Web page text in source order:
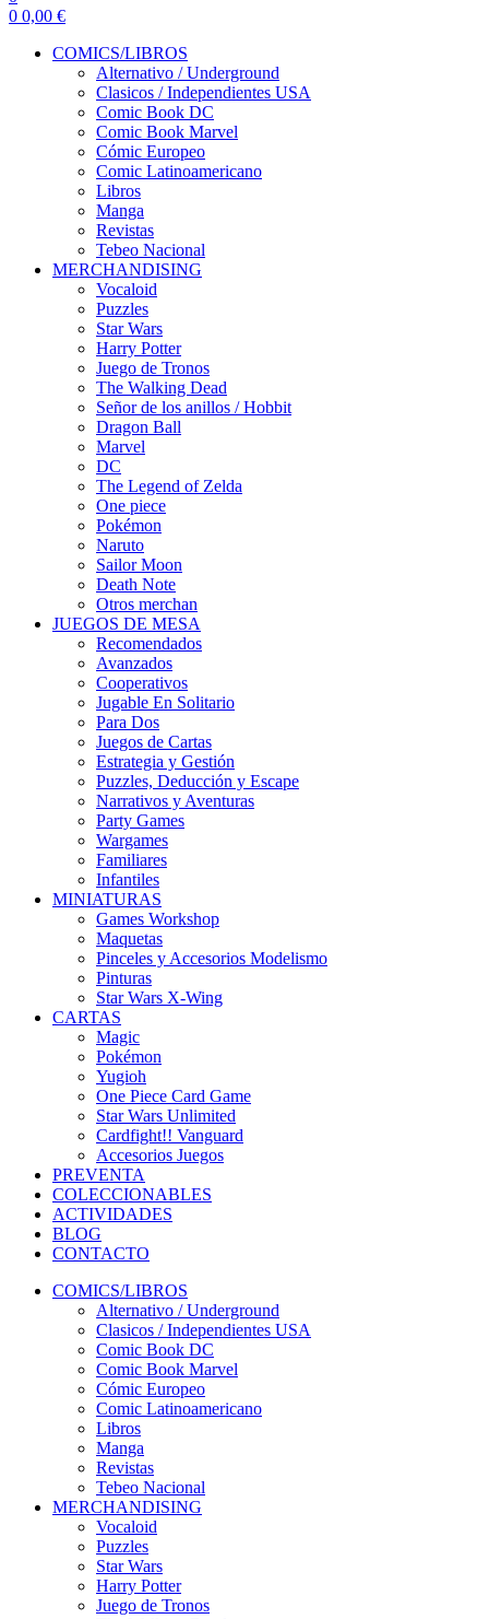
0 0,00 €
COMICS/LIBROS
Alternativo / Underground
Clasicos / Independientes USA
Comic Book DC
Comic Book Marvel
Cómic Europeo
Comic Latinoamericano
Libros
Manga
Revistas
Tebeo Nacional
MERCHANDISING
Vocaloid
Puzzles
Star Wars
Harry Potter
Juego de Tronos
The Walking Dead
Señor de los anillos / Hobbit
Dragon Ball
Marvel
DC
The Legend of Zelda
One piece
Pokémon
Naruto
Sailor Moon
Death Note
Otros merchan
JUEGOS DE MESA
Recomendados
Avanzados
Cooperativos
Jugable En Solitario
Para Dos
Juegos de Cartas
Estrategia y Gestión
Puzzles, Deducción y Escape
Narrativos y Aventuras
Party Games
Wargames
Familiares
Infantiles
MINIATURAS
Games Workshop
Maquetas
Pinceles y Accesorios Modelismo
Pinturas
Star Wars X-Wing
CARTAS
Magic
Pokémon
Yugioh
One Piece Card Game
Star Wars Unlimited
Cardfight!! Vanguard
Accesorios Juegos
PREVENTA
COLECCIONABLES
ACTIVIDADES
BLOG
CONTACTO
COMICS/LIBROS
Alternativo / Underground
Clasicos / Independientes USA
Comic Book DC
Comic Book Marvel
Cómic Europeo
Comic Latinoamericano
Libros
Manga
Revistas
Tebeo Nacional
MERCHANDISING
Vocaloid
Puzzles
Star Wars
Harry Potter
Juego de Tronos